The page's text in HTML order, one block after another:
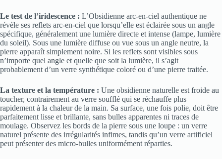
Le test de l’iridescence : L’Obsidienne arc-en-ciel authentique ne
révèle ses reflets arc-en-ciel que lorsqu’elle est éclairée sous un angle
spécifique, généralement une lumière directe et intense (lampe, lumière
du soleil). Sous une lumière diffuse ou vue sous un angle neutre, la
pierre apparaît simplement noire. Si les reflets sont visibles sous
n’importe quel angle et quelle que soit la lumière, il s’agit
probablement d’un verre synthétique coloré ou d’une pierre traitée.
La texture et la température : Une obsidienne naturelle est froide au
toucher, contrairement au verre soufflé qui se réchauffe plus
rapidement à la chaleur de la main. Sa surface, une fois polie, doit être
parfaitement lisse et brillante, sans bulles apparentes ni traces de
moulage. Observez les bords de la pierre sous une loupe : un verre
naturel présente des irrégularités infimes, tandis qu’un verre artificiel
peut présenter des micro-bulles uniformément réparties.